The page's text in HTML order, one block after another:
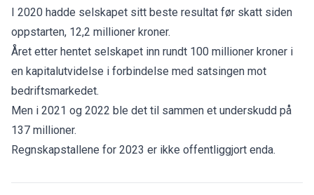
I 2020 hadde selskapet sitt beste resultat før skatt siden
oppstarten, 12,2 millioner kroner.
Året etter hentet selskapet inn rundt 100 millioner kroner i
en kapitalutvidelse i forbindelse med satsingen mot
bedriftsmarkedet.
Men i 2021 og 2022 ble det til sammen et underskudd på
137 millioner.
Regnskapstallene for 2023 er ikke offentliggjort enda.